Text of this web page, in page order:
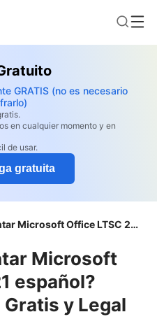
GRATIS (no es necesario
en cualquier momento y en
de usar.
gratuita
Cómo implementar Microsoft Office LTSC 2021 español? Completamente Gratis y Legal
Microsoft
español?
y Legal